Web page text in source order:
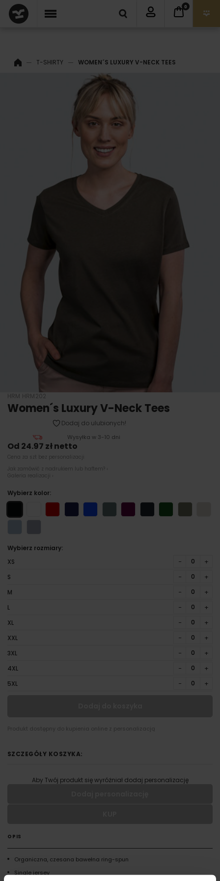
0
T-SHIRTY WOMEN´S LUXURY V-NECK TEES
OPIS
Organiczna, czesana bawełna ring-spun
Single jersey
HRM HRM202
Women´s Luxury V-Neck Tees
Dodaj do ulubionych!
Wysyłka w 3-10 dni
Od 24.97 zł netto
Cena za szt bez personalizacji
Jak zamówić z nadrukiem lub haftem? ›
Galeria realizacji ›
Wybierz kolor:
Wybierz rozmiary:
XS
− +
S − +
M − +
L − +
XL − +
XXL − +
3XL − +
4XL − +
5XL − +
Produkt dostępny do kupienia online z personalizacją
SZCZEGÓŁY KOSZYKA:
Aby Twój produkt się wyróżniał dodaj personalizację